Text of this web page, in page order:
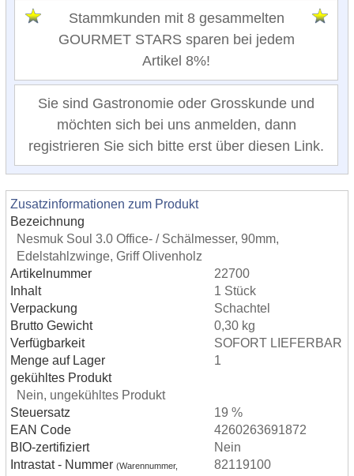
Stammkunden mit 8 gesammelten
GOURMET STARS sparen bei jedem
Artikel 8%!
Sie sind Gastronomie oder Grosskunde und
möchten sich bei uns anmelden, dann
registrieren Sie sich bitte erst über diesen Link.
Zusatzinformationen zum Produkt
Bezeichnung
Nesmuk Soul 3.0 Office- / Schälmesser, 90mm,
Edelstahlzwinge, Griff Olivenholz
Artikelnummer
22700
Inhalt
1 Stück
Verpackung
Schachtel
Brutto Gewicht
0,30 kg
Verfügbarkeit
SOFORT LIEFERBAR
Menge auf Lager
1
gekühltes Produkt
Nein, ungekühltes Produkt
Steuersatz
19 %
EAN Code
4260263691872
BIO-zertifiziert
Nein
Intrastat - Nummer (Warennummer,
82119100